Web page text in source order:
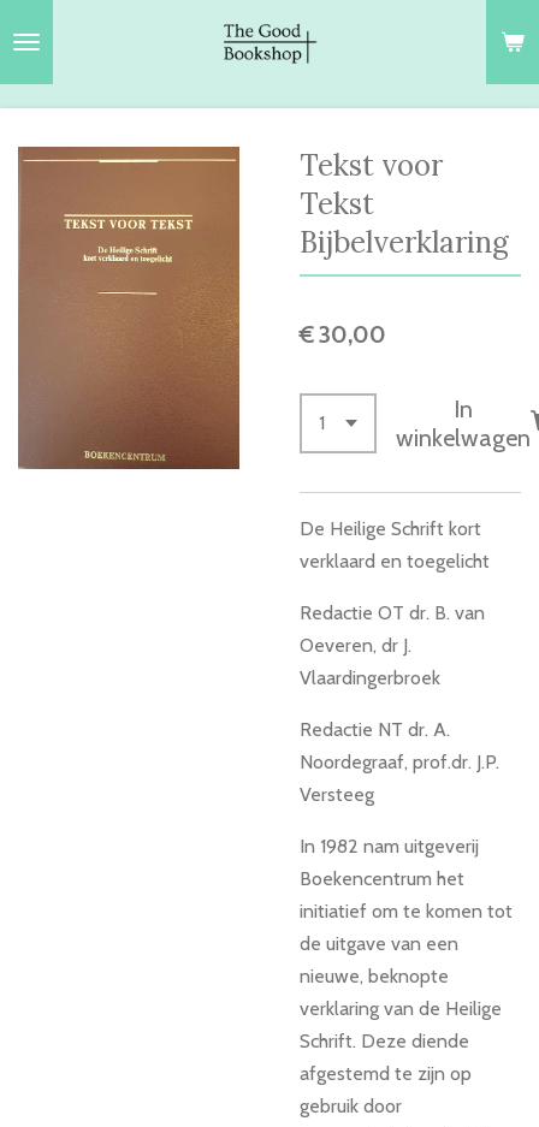
hoofdinhoud
Tekst voor
Tekst
Bijbelverklaring
€ 30,00
In
winkelwagen
De Heilige Schrift kort
verklaard en toegelicht
Redactie OT dr. B. van
Oeveren, dr J.
Vlaardingerbroek
Redactie NT dr. A.
Noordegraaf, prof.dr. J.P.
Versteeg
In 1982 nam uitgeverij
Boekencentrum het
initiatief om te komen tot
de uitgave van een
nieuwe, beknopte
verklaring van de Heilige
Schrift. Deze diende
afgestemd te zijn op
gebruik door